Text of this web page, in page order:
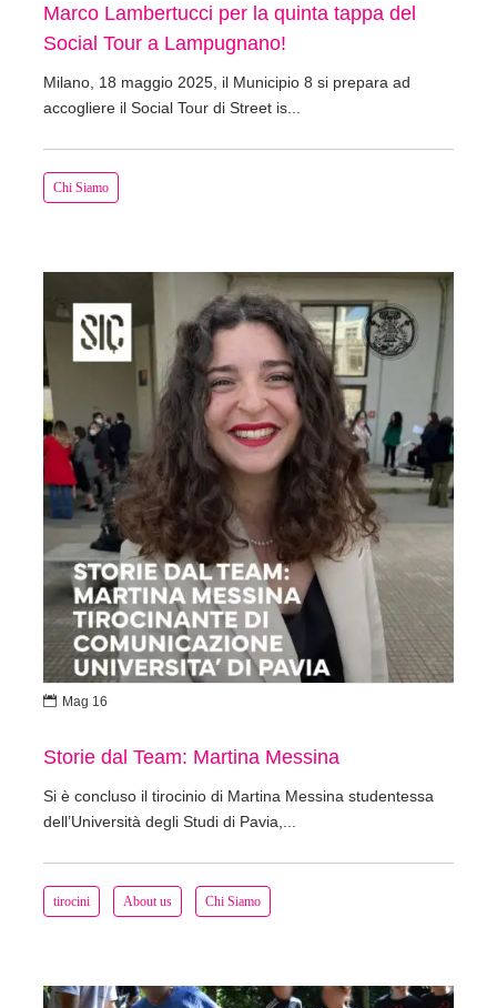
Chi Siamo
Marco Lambertucci per la quinta tappa del
Social Tour a Lampugnano!
Milano, 18 maggio 2025, il Municipio 8 si prepara ad
accogliere il Social Tour di Street is...
tirocini About us Chi Siamo
Storie dal Team: Martina Messina
Si è concluso il tirocinio di Martina Messina studentessa
dell’Università degli Studi di Pavia,...
 Mag 16